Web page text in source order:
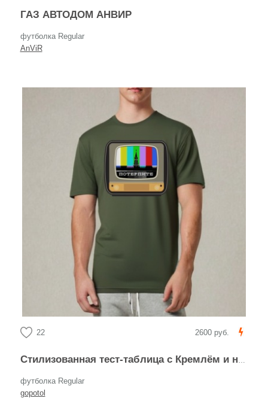
ГАЗ АВТОДОМ АНВИР
футболка Regular
AnViR
22 2600 руб.
Стилизованная тест-таблица с Кремлём и надписью «ПОТЕРПИТЕ»
футболка Regular
gopotol